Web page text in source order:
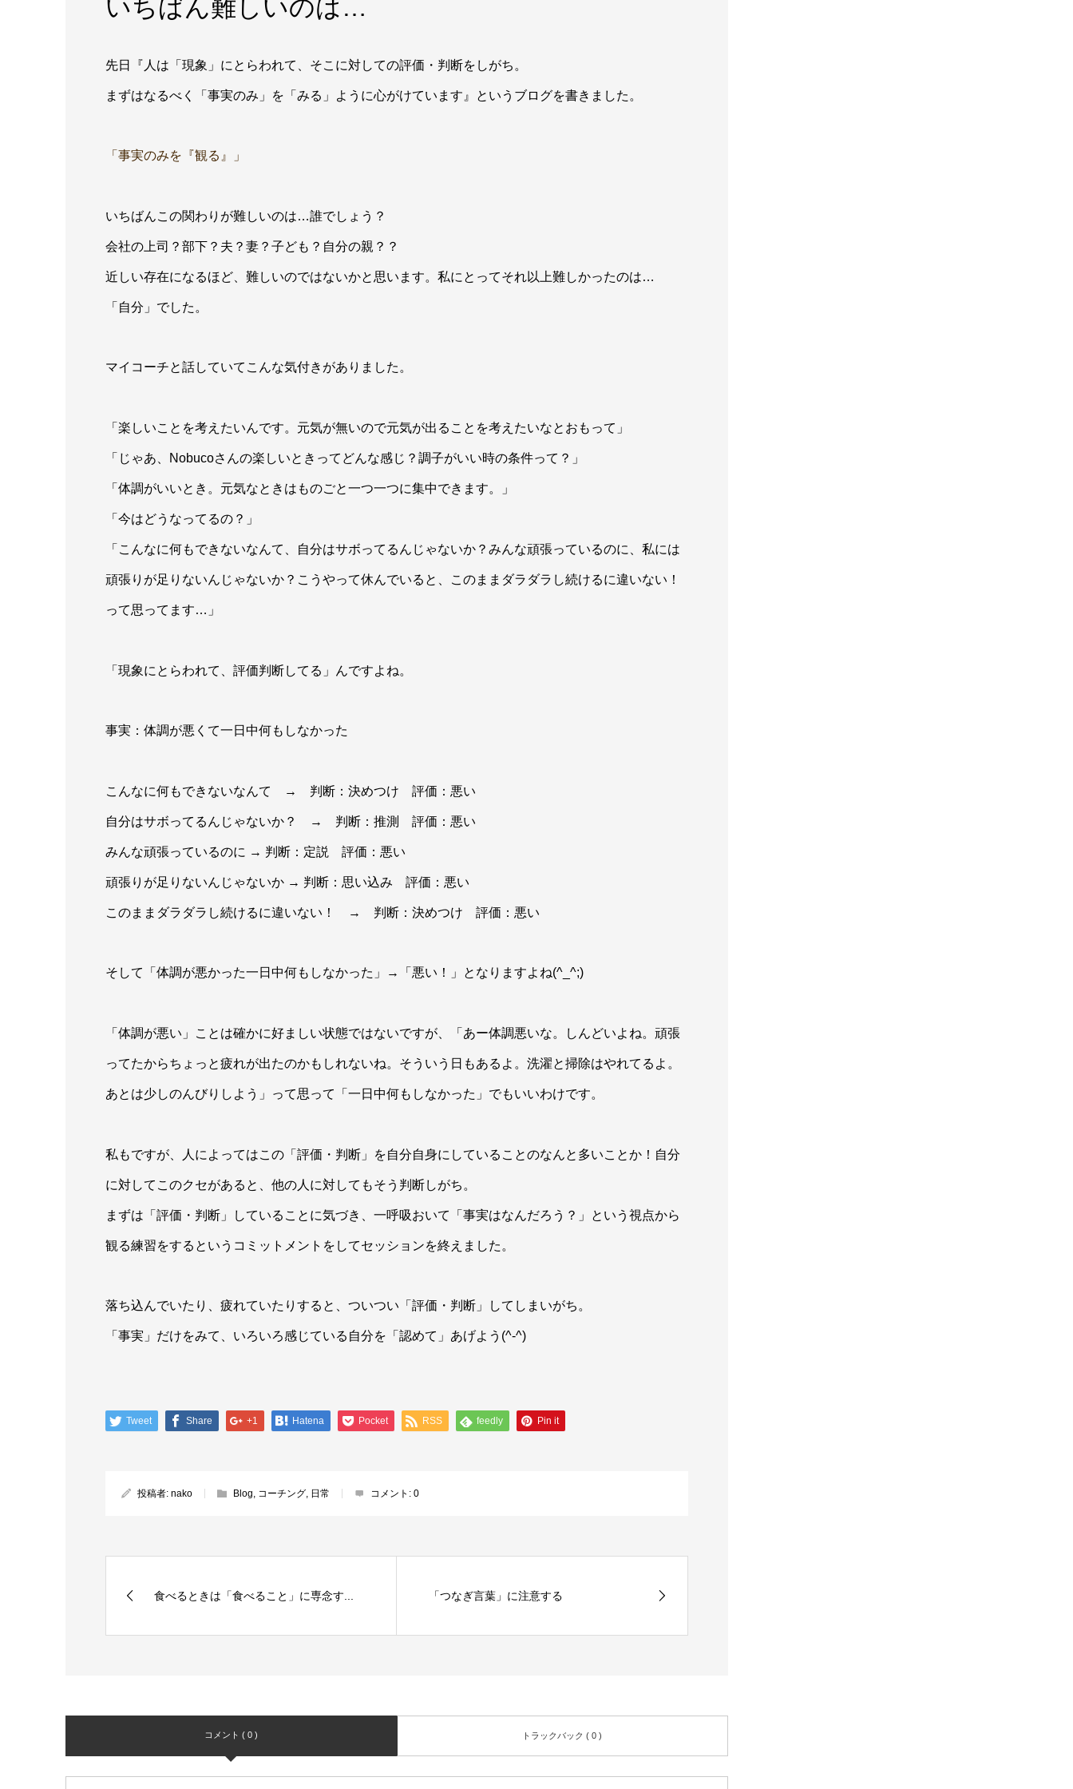
いちばん難しいのは…
先日『人は「現象」にとらわれて、そこに対しての評価・判断をしがち。
まずはなるべく「事実のみ」を「みる」ように心がけています』というブログを書きました。
「事実のみを『観る』」
いちばんこの関わりが難しいのは…誰でしょう？
会社の上司？部下？夫？妻？子ども？自分の親？？
近しい存在になるほど、難しいのではないかと思います。私にとってそれ以上難しかったのは…
「自分」でした。
マイコーチと話していてこんな気付きがありました。
「楽しいことを考えたいんです。元気が無いので元気が出ることを考えたいなとおもって」
「じゃあ、Nobucoさんの楽しいときってどんな感じ？調子がいい時の条件って？」
「体調がいいとき。元気なときはものごと一つ一つに集中できます。」
「今はどうなってるの？」
「こんなに何もできないなんて、自分はサボってるんじゃないか？みんな頑張っているのに、私には
頑張りが足りないんじゃないか？こうやって休んでいると、このままダラダラし続けるに違いない！
って思ってます…」
「現象にとらわれて、評価判断してる」んですよね。
事実：体調が悪くて一日中何もしなかった
こんなに何もできないなんて → 判断：決めつけ 評価：悪い
自分はサボってるんじゃないか？ → 判断：推測 評価：悪い
みんな頑張っているのに → 判断：定説 評価：悪い
頑張りが足りないんじゃないか → 判断：思い込み 評価：悪い
このままダラダラし続けるに違いない！ → 判断：決めつけ 評価：悪い
そして「体調が悪かった一日中何もしなかった」→「悪い！」となりますよね(^_^;)
「体調が悪い」ことは確かに好ましい状態ではないですが、「あー体調悪いな。しんどいよね。頑張
ってたからちょっと疲れが出たのかもしれないね。そういう日もあるよ。洗濯と掃除はやれてるよ。
あとは少しのんびりしよう」って思って「一日中何もしなかった」でもいいわけです。
私もですが、人によってはこの「評価・判断」を自分自身にしていることのなんと多いことか！自分
に対してこのクセがあると、他の人に対してもそう判断しがち。
まずは「評価・判断」していることに気づき、一呼吸おいて「事実はなんだろう？」という視点から
観る練習をするというコミットメントをしてセッションを終えました。
落ち込んでいたり、疲れていたりすると、ついつい「評価・判断」してしまいがち。
「事実」だけをみて、いろいろ感じている自分を「認めて」あげよう(^-^)
Tweet Share +1 Hatena Pocket RSS feedly Pin it
投稿者: nako Blog コーチング 日常 コメント: 0
食べるときは「食べること」に専念す... 「つなぎ言葉」に注意する
コメント ( 0 ) トラックバック ( 0 )